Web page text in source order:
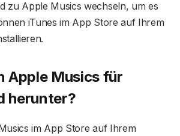
zu Apple Musics wechseln, um es
iTunes im App Store auf Ihrem
Apple Musics für
herunter?
im App Store auf Ihrem